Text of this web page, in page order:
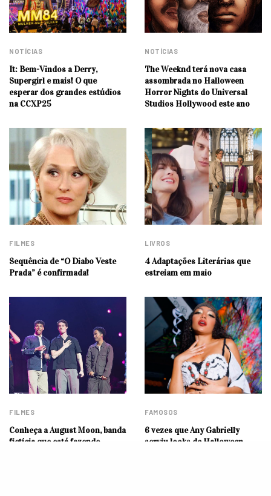
NOTÍCIAS
It: Bem-Vindos a Derry,
Supergirl e mais! O que
esperar dos grandes estúdios
na CCXP25
NOTÍCIAS
The Weeknd terá nova casa
assombrada no Halloween
Horror Nights do Universal
Studios Hollywood este ano
FILMES
Sequência de “O Diabo Veste
Prada” é confirmada!
LIVROS
4 Adaptações Literárias que
estreiam em maio
FILMES
Conheça a August Moon, banda
fictícia que está fazendo
FAMOSOS
6 vezes que Any Gabrielly
serviu looks de Halloween